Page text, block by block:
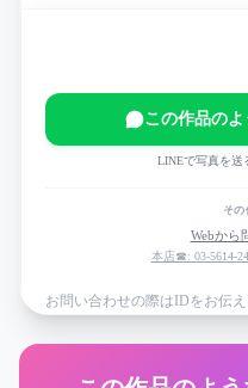
この作品の
LINEで写真を送
その
Webから
本店☎: 03-5614-
お問い合わせの際はIDをお伝